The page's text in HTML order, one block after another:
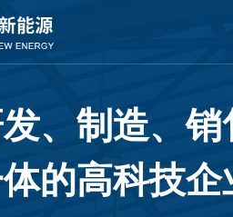
、制造、销
的高科技企